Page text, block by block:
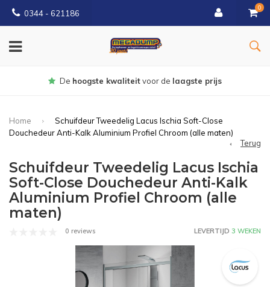
0344 - 621186
0
Gratisbezorgd vanaf € 150
Home
Schuifdeur Tweedelig Lacus Ischia Soft-Close
Douchedeur Anti-Kalk Aluminium Profiel Chroom (alle maten)
Terug
Schuifdeur Tweedelig Lacus Ischia
Soft-Close Douchedeur Anti-Kalk
Aluminium Profiel Chroom (alle
maten)
0 reviews LEVERTIJD 3 WEKEN